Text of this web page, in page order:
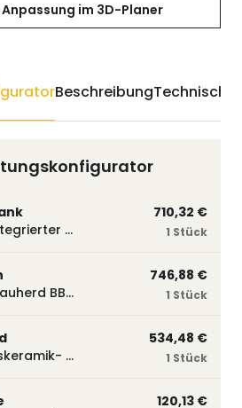
im 3D-Planer
BeschreibungTechnische
LAURUS Integrierter Kühlautomat LKG122E LKG122E
710,32 €
1 Stück
BEKO Einbauherd BBUM113N2B mit Hydrolyse, Schwarz BBUM113N2B
746,88 €
1 Stück
BEKO Glaskeramik- Strahlungskochfeld EH 9641 XHN, herdgebunden EH9641XHN
534,48 €
1 Stück
120,13 €